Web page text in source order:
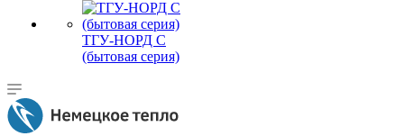
ТГУ-НОРД С
(бытовая серия)